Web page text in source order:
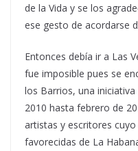
de la Vida y se los
ese gesto de acordarse
Entonces debía ir a Las
fue imposible pues se
los Barrios, una
2010 hasta febrero de
artistas y escritores
favorecidas de La